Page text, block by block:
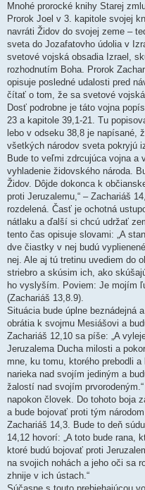
Mnohé prorocké knihy Starej
Prorok Joel v 3. kapitole svojej
navráti Židov do svojej zeme –
sveta do Jozafatovho údolia v
svetové vojská obsadia Izrael,
rozhodnutím Boha. Prorok
opisuje posledné udalosti pred
čítať o tom, že sa svetové
Dosť podrobne je táto vojna
23 a kapitole 39,1-21. Tu
lebo v odseku 38,8 je napísané,
všetkých národov sveta pokryjú
Bude to veľmi zdrcujúca vojna a
vyhladenie židovského národa.
Židov. Dôjde dokonca k
proti Jeruzalemu,“ – Zachariáš
rozdelená. Časť je ochotná
nátlaku a ďalší si chcú udržať
tento čas opisuje slovami: „A
dve čiastky v nej budú
nej. Ale aj tú tretinu uvediem do
striebro a skúsim ich, ako
ho vyslyším. Poviem: Je mojím
(Zachariáš 13,8.9).
Situácia bude úplne beznádejná
obrátia k svojmu Mesiášovi a
Zachariáš 12,10 sa píše: „A
Jeruzalema Ducha milosti a
mne, ku tomu, ktorého prebodli
narieka nad svojím jediným a
žalostí nad svojím
napokon človek. Do tohoto boja
a bude bojovať proti tým
Zachariáš 14,3. Bude to deň
14,12 hovorí: „A toto bude rana,
ktoré budú bojovať proti
na svojich nohách a jeho oči sa
zhnije v ich ústach.“